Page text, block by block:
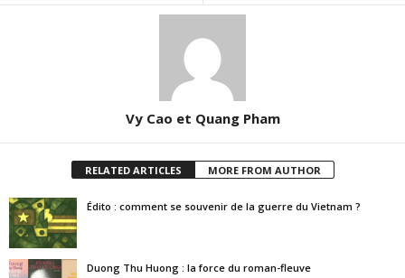
Vy Cao et Quang Pham
RELATED ARTICLES MORE FROM AUTHOR
Édito : comment se souvenir de la guerre du Vietnam ?
Duong Thu Huong : la force du roman-fleuve